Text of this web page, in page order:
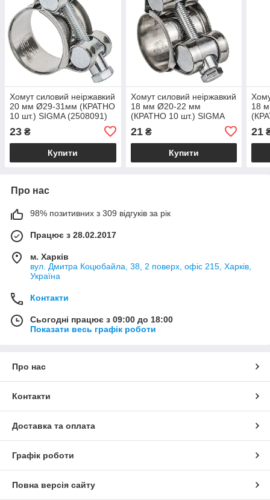
Хомут силовий неіржавкий
20 мм Ø29-31мм (КРАТНО
10 шт.) SIGMA (2508091)
23 ₴
Купити
Хомут силовий неіржавкий
18 мм Ø20-22 мм
(КРАТНО 10 шт.) SIGMA
21₴
Купити
18
21
Про нас
98% позитивних з 309 відгуків за рік
Працює з 28.02.2017
м. Харків
вул. Дмитра Коцюбайла, 38, 2 поверх, офіс 215, Харків,
Україна
Контакти
Сьогодні працює з 09:00 до 18:00
Показати весь графік роботи
Про нас
Контакти
Доставка та оплата
Графік роботи
Повна версія сайту